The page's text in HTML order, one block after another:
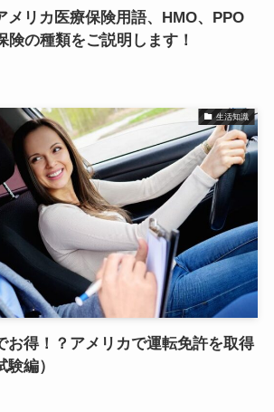
メリカ医療保険用語、HMO、PPO
険の種類をご説明します！
生活知識
お得！？アメリカで運転免許を取得
編）